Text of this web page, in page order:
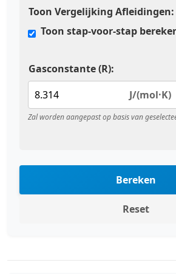
Toon Vergelijking Afleidingen:
Toon stap-voor-stap
Gasconstante (R):
J/(mol·K)
Zal worden aangepast op basis van
Bereken
Reset